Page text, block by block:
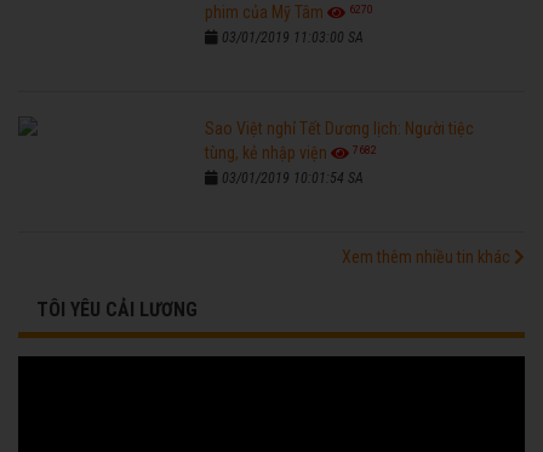
phim của Mỹ Tâm
6270
03/01/2019 11:03:00 SA
Sao Việt nghỉ Tết Dương lịch: Người tiệc
tùng, kẻ nhập viện
7682
03/01/2019 10:01:54 SA
Xem thêm nhiều tin khác
TÔI YÊU CẢI LƯƠNG